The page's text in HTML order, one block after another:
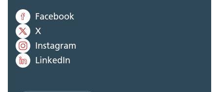
Facebook
X
Instagram
LinkedIn